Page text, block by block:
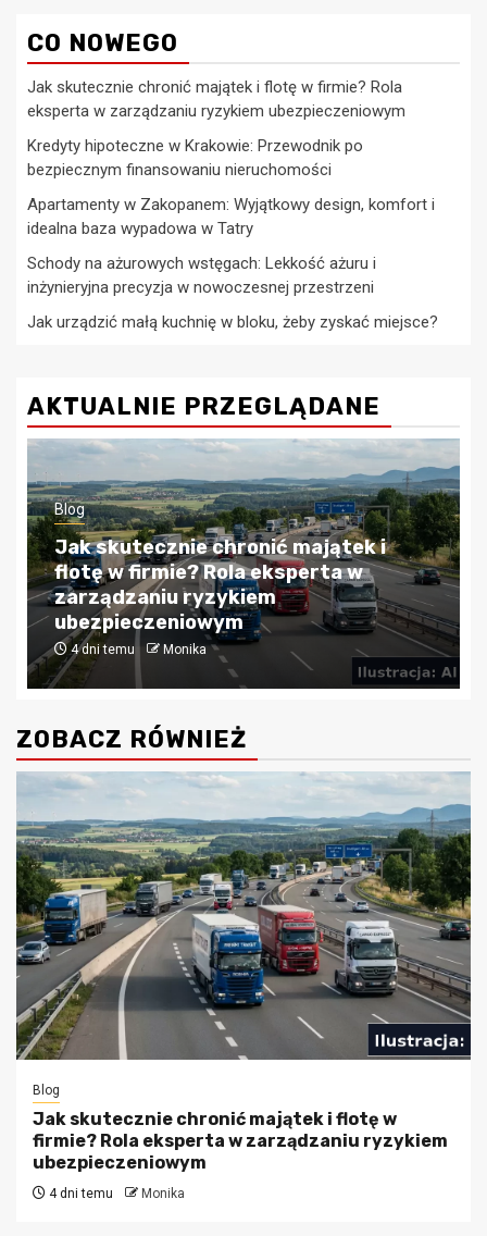
CO NOWEGO
Jak skutecznie chronić majątek i flotę w firmie? Rola
eksperta w zarządzaniu ryzykiem ubezpieczeniowym
Kredyty hipoteczne w Krakowie: Przewodnik po
bezpiecznym finansowaniu nieruchomości
Apartamenty w Zakopanem: Wyjątkowy design, komfort i
idealna baza wypadowa w Tatry
Schody na ażurowych wstęgach: Lekkość ażuru i
inżynieryjna precyzja w nowoczesnej przestrzeni
Jak urządzić małą kuchnię w bloku, żeby zyskać miejsce?
AKTUALNIE PRZEGLĄDANE
Blog
Kredyty hipoteczne w Krakowie:
Przewodnik po bezpiecznym
finansowaniu nieruchomości
4 tygodnie temu Monika
ZOBACZ RÓWNIEŻ
Blog
Jak skutecznie chronić majątek i flotę w
firmie? Rola eksperta w zarządzaniu ryzykiem
ubezpieczeniowym
4 dni temu Monika